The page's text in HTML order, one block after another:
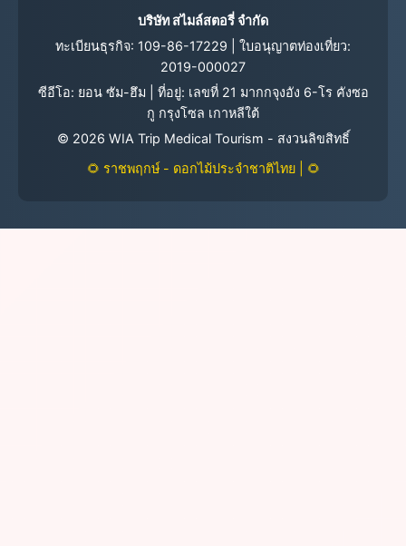
บริษัท สไมล์สตอรี่ จำกัด
ทะเบียนธุรกิจ: 109-86-17229 | ใบอนุญาตท่องเที่ยว:
2019-000027
ซีอีโอ: ยอน ซัม-ฮึม | ที่อยู่: เลขที่ 21 มากกจุงอัง 6-โร คังซอ
กู กรุงโซล เกาหลีใต้
© 2026 WIA Trip Medical Tourism - สงวนลิขสิทธิ์
🌻 ราชพฤกษ์ - ดอกไม้ประจำชาติไทย | 🌻